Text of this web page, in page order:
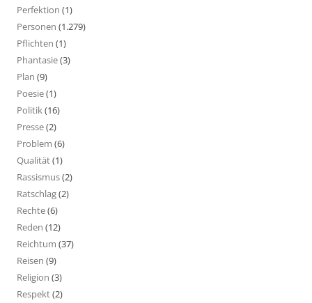
Perfektion (1)
Personen (1.279)
Pflichten (1)
Phantasie(3)
Plan (9)
Poesie(1)
Politik(16)
Presse(2)
Problem (6)
Qualität(1)
Rassismus(2)
Ratschlag(2)
Rechte(6)
Reden (12)
Reichtum (37)
Reisen (9)
Religion (3)
Respekt(2)